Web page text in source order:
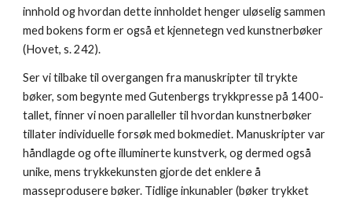
innhold og hvordan dette innholdet henger uløselig sammen
med bokens form er også et kjennetegn ved kunstnerbøker
(Hovet, s. 242).
Ser vi tilbake til overgangen fra manuskripter til trykte
bøker, som begynte med Gutenbergs trykkpresse på 1400-
tallet, finner vi noen paralleller til hvordan kunstnerbøker
tillater individuelle forsøk med bokmediet. Manuskripter var
håndlagde og ofte illuminerte kunstverk, og dermed også
unike, mens trykkekunsten gjorde det enklere å
masseprodusere bøker. Tidlige inkunabler (bøker trykket